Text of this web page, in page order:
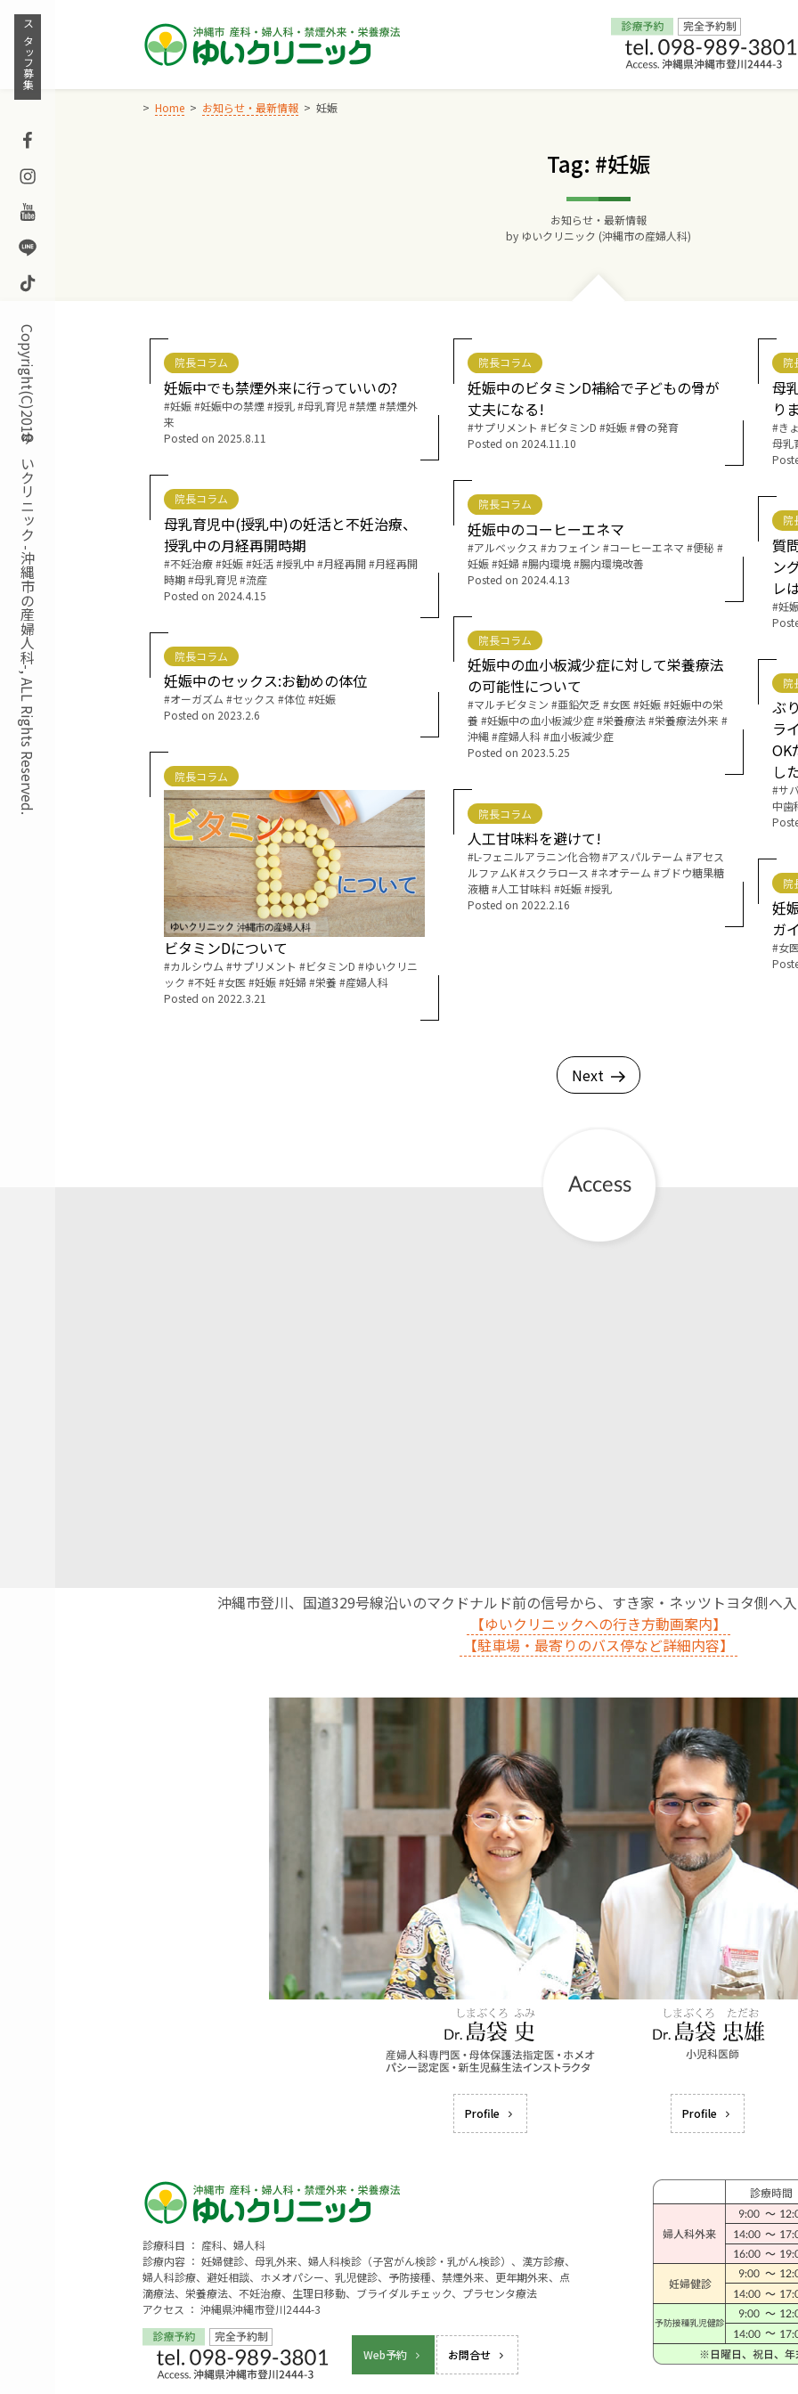
Skip
content
スタッフ募集
Facebook
Instagram
Youtube
Line
TikTok
Copyright(C)2018ゆいクリニック -沖縄市の産婦人科-, ALL Rights Reserved.
Home お知らせ・最新情報 妊娠
Tag: #妊娠
お知らせ・最新情報
by ゆいクリニック (沖縄市の産婦人科)
院長コラム
妊娠中でも禁煙外来に行っていいの?
Tags:
妊娠 妊娠中の禁煙 授乳 母乳育児 禁煙
禁煙外
来
Posted on 2025.8.11
院長コラム
妊娠中のビタミンD補給で子どもの骨が
丈夫になる!
Tags:
サプリメント ビタミンD 妊娠
骨の発育
Posted on 2024.11.10
院
母
り
Tags:
き
母乳
院長コラム
母乳育児中(授乳中)の妊活と不妊治療、
授乳中の月経再開時期
Tags:
不妊治療 妊娠 妊活 授乳中 月経再開
月経再開
時期 母乳育児
流産
Posted on 2024.4.15
院長コラム
妊娠中のコーヒーエネマ
Tags:
アルベックス カフェイン コーヒーエネマ
便秘
妊娠
妊婦 腸内環境
腸内環境改善
Posted on 2024.4.13
院
質
ン
レ
Tags:
妊
院長コラム
妊娠中の血小板減少症に対して栄養療法
の可能性について
Tags:
マルチビタミン 亜鉛欠乏 女医 妊娠
妊娠中の栄
養
妊娠中の血小板減少症 栄養療法
栄養療法外来
沖縄
産婦人科
血小板減少症
Posted on 2023.5.25
院長コラム
妊娠中のセックス:お勧めの体位
Tags:
オーガズム セックス 体位 妊娠
Posted on 2023.2.6
院
ぶ
ラ
OK
し
Tags:
サ
中歯
院長コラム
ビタミンDについて
Tags:
カルシウム サプリメント ビタミンD
ゆいクリニ
ック
不妊 女医 妊娠 妊婦 栄養
産婦人科
Posted on 2022.3.21
院長コラム
人工甘味料を避けて!
Tags:
L-フェニルアラニン化合物 アスパルテーム
アセス
ルファムK
スクラロース ネオテーム
ブドウ糖果糖
液糖
人工甘味料 妊娠
授乳
Posted on 2022.2.16
院
妊
ガ
Tags:
女医
Next
沖縄市登川、国道329号線沿いのマクドナルド前の信号から、すき家・ネッツトヨタ側へ入
【ゆいクリニックへの行き方動画案内】
【駐車場・最寄りのバス停など詳細内容】
Profile Profile
診療科目 ： 産科、婦人科
診療内容 ： 妊婦健診、母乳外来、婦人科検診（子宮がん検診・乳がん検診）、漢方診療、
婦人科診療、避妊相談、ホメオパシー、乳児健診、予防接種、禁煙外来、更年期外来、点
滴療法、栄養療法、不妊治療、生理日移動、ブライダルチェック、プラセンタ療法
アクセス ： 沖縄県沖縄市登川2444-3
Web予約 お問合せ
交通アクセス
院長からのごあいさつ
ゆいクリニックの経営理念
妊婦健診
お産について
母乳育児
その他の診療内容
‘さんルーム’ でさまざまな講座・クラス
遠方にお住まいで当院での出産を希望される方へ
English Page